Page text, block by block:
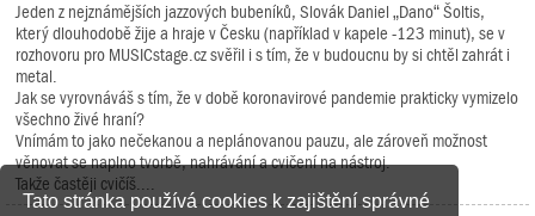
Tato stránka používá cookies k zajištění správné
Jeden z nejznámějších jazzových bubeníků, Slovák Daniel „Dano“ Šoltis,
který dlouhodobě žije a hraje v Česku (například v kapele -123 minut), se v
rozhovoru pro MUSICstage.cz svěřil i s tím, že v budoucnu by si chtěl zahrát i
metal.
Jak se vyrovnáváš s tím, že v době koronavirové pandemie prakticky vymizelo
všechno živé hraní?
Vnímám to jako nečekanou a neplánovanou pauzu, ale zároveň možnost
věnovat se naplno tvorbě, nahrávání a cvičení na nástroj.
Takže častěji cvičíš....